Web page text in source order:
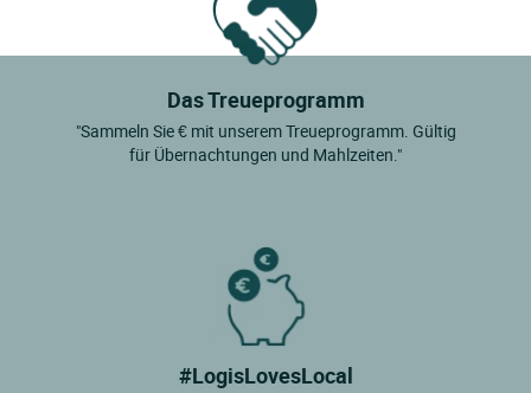
Das Treueprogramm
"Sammeln Sie € mit unserem Treueprogramm. Gültig
für Übernachtungen und Mahlzeiten."
#LogisLovesLocal